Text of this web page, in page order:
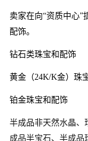
卖家在向“资质中心”
配饰。
钻石类珠宝和配饰
黄金（24K/K金）珠
铂金珠宝和配饰
半成品非天然水晶、
成品半宝石、半成品